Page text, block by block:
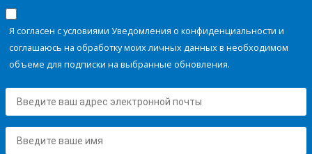
Я согласен с условиями Уведомления о конфиденциальности и
соглашаюсь на обработку моих личных данных в необходимом
объеме для подписки на выбранные обновления.